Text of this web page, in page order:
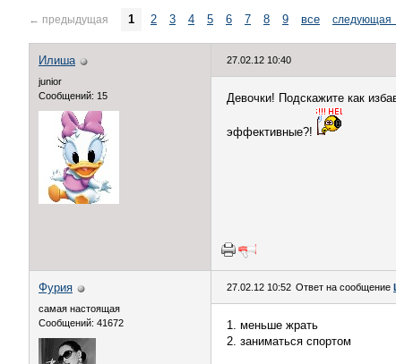
← предыдущая 1 2 3 4 5 6 7 8 9 все следующая
Илиша
junior
Сообщений: 15
27.02.12 10:40
Девочки! Подскажите как
эффективные?!
Фурия
самая настоящая
Сообщений: 41672
27.02.12 10:52 Ответ на сообщение
1. меньше жрать
2. заниматься спортом